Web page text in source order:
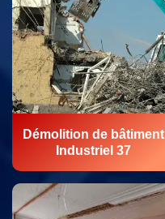
Démolition de bâtiment
Industriel 37